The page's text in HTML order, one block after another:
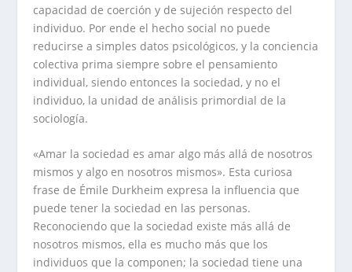
capacidad de coerción y de sujeción respecto del
individuo. Por ende el hecho social no puede
reducirse a simples datos psicológicos, y la conciencia
colectiva prima siempre sobre el pensamiento
individual, siendo entonces la sociedad, y no el
individuo, la unidad de análisis primordial de la
sociología.
«Amar la sociedad es amar algo más allá de nosotros
mismos y algo en nosotros mismos». Esta curiosa
frase de Émile Durkheim expresa la influencia que
puede tener la sociedad en las personas.
Reconociendo que la sociedad existe más allá de
nosotros mismos, ella es mucho más que los
individuos que la componen; la sociedad tiene una